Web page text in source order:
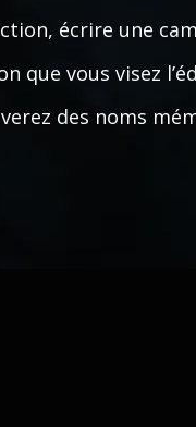
écrire une
que vous visez
des noms